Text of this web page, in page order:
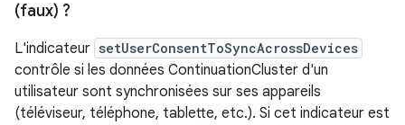
(faux) ?
L'indicateur setUserConsentToSyncAcrossDevices
contrôle si les données ContinuationCluster d'un
utilisateur sont synchronisées sur ses appareils
(téléviseur, téléphone, tablette, etc.). Si cet indicateur est